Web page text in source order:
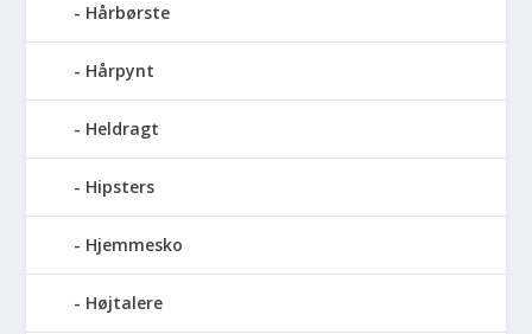
Hårbørste
Hårpynt
Heldragt
Hipsters
Hjemmesko
Højtalere